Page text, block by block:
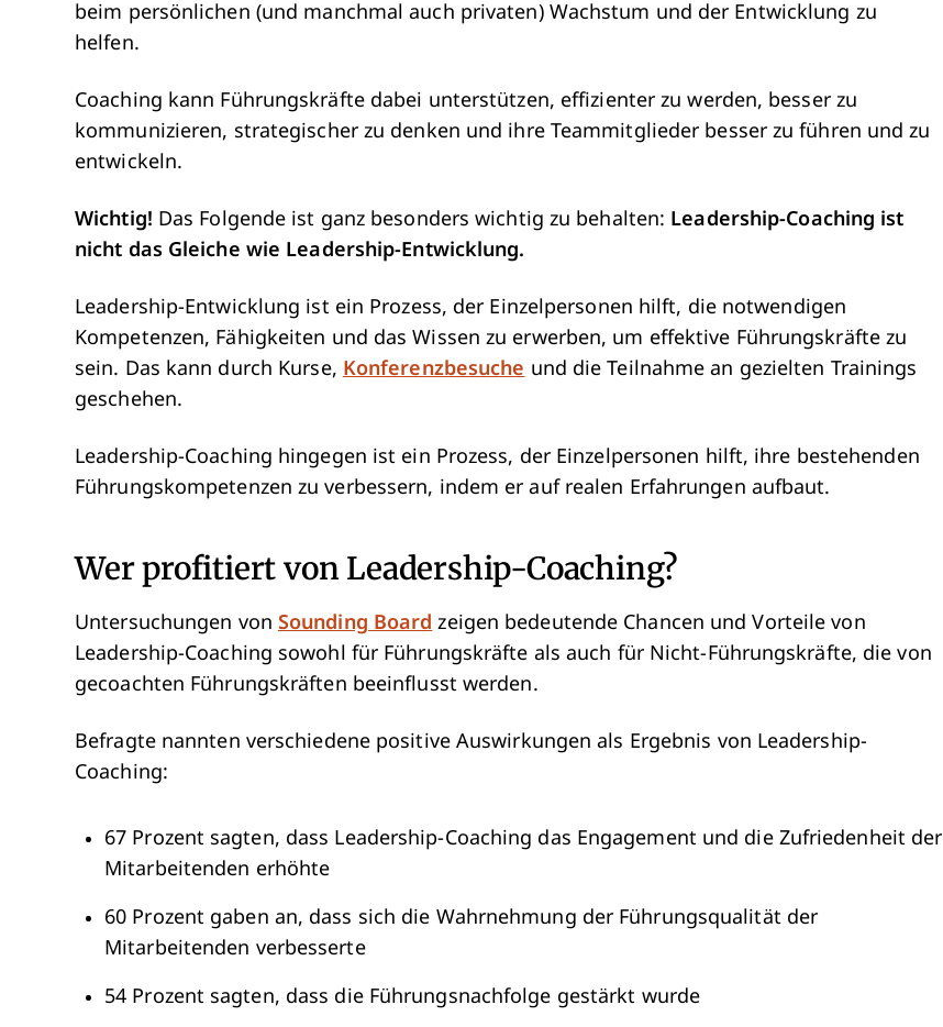
beim persönlichen (und manchmal auch privaten) Wachstum und der Entwicklung zu
helfen.
Coaching kann Führungskräfte dabei unterstützen, effizienter zu werden, besser zu
kommunizieren, strategischer zu denken und ihre Teammitglieder besser zu führen und zu
entwickeln.
Wichtig! Das Folgende ist ganz besonders wichtig zu behalten: Leadership-Coaching ist
nicht das Gleiche wie Leadership-Entwicklung.
Leadership-Entwicklung ist ein Prozess, der Einzelpersonen hilft, die notwendigen
Kompetenzen, Fähigkeiten und das Wissen zu erwerben, um effektive Führungskräfte zu
sein. Das kann durch Kurse, Konferenzbesuche und die Teilnahme an gezielten Trainings
geschehen.
Leadership-Coaching hingegen ist ein Prozess, der Einzelpersonen hilft, ihre bestehenden
Führungskompetenzen zu verbessern, indem er auf realen Erfahrungen aufbaut.
Wer profitiert von Leadership-Coaching?
Untersuchungen von Sounding Board zeigen bedeutende Chancen und Vorteile von
Leadership-Coaching sowohl für Führungskräfte als auch für Nicht-Führungskräfte, die von
gecoachten Führungskräften beeinflusst werden.
Befragte nannten verschiedene positive Auswirkungen als Ergebnis von Leadership-
Coaching:
67 Prozent sagten, dass Leadership-Coaching das Engagement und die Zufriedenheit der
Mitarbeitenden erhöhte
60 Prozent gaben an, dass sich die Wahrnehmung der Führungsqualität der
Mitarbeitenden verbesserte
54 Prozent sagten, dass die Führungsnachfolge gestärkt wurde